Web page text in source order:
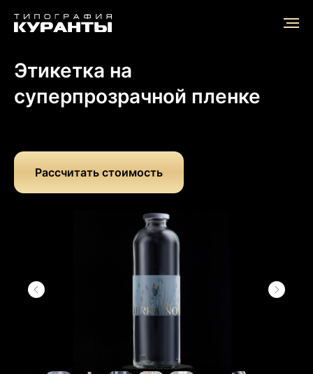
Главная / Продукты /
Этикетка на
суперпрозрачной пленке
Рассчитать стоимость